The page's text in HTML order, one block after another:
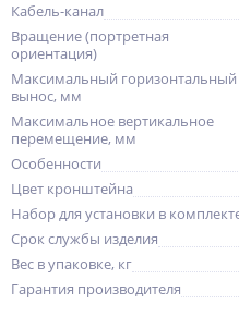
Кабель-канал
Вращение (портретная
ориентация)
Максимальный горизонтальный
вынос, мм
Максимальное вертикальное
перемещение, мм
Особенности
Цвет кронштейна
Набор для установки в
Срок службы изделия
Вес в упаковке, кг
Гарантия производителя